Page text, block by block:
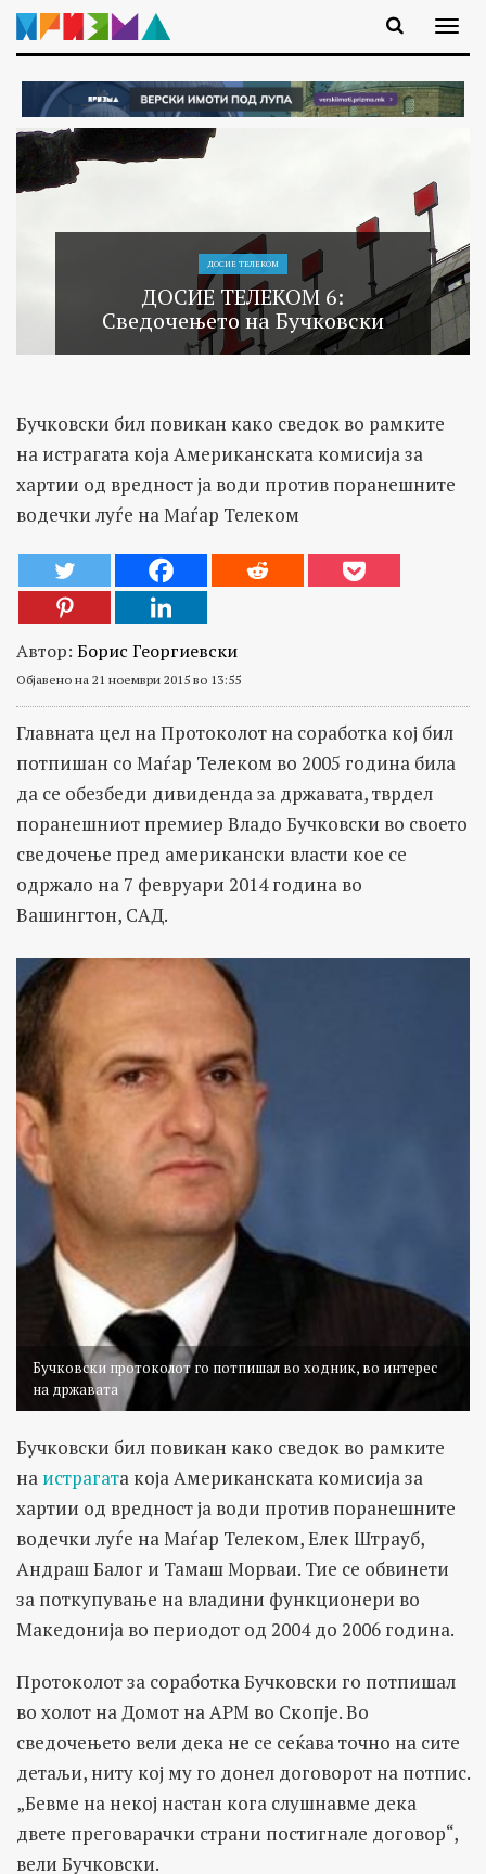
ДОСИЕ ТЕЛЕКОМ
ДОСИЕ ТЕЛЕКОМ 6:
Сведочењето на Бучковски
Бучковски бил повикан како сведок во рамките
на истрагата која Американската комисија за
хартии од вредност ја води против поранешните
водечки луѓе на Маѓар Телеком
Автор: Борис Георгиевски
Објавено на 21 ноември 2015 во 13:55
Главната цел на Протоколот на соработка кој бил
потпишан со Маѓар Телеком во 2005 година била
да се обезбеди дивиденда за државата, тврдел
поранешниот премиер Владо Бучковски во своето
сведочење пред американски власти кое се
одржало на 7 февруари 2014 година во
Вашингтон, САД.
Бучковски протоколот го потпишал во ходник, во интерес
на државата
Бучковски бил повикан како сведок во рамките
на истрагата која Американската комисија за
хартии од вредност ја води против поранешните
водечки луѓе на Маѓар Телеком, Елек Штрауб,
Андраш Балог и Тамаш Морваи. Тие се обвинети
за поткупување на владини функционери во
Македонија во периодот од 2004 до 2006 година.
Протоколот за соработка Бучковски го потпишал
во холот на Домот на АРМ во Скопје. Во
сведочењето вели дека не се сеќава точно на сите
детаљи, ниту кој му го донел договорот на потпис.
„Бевме на некој настан кога слушнавме дека
двете преговарачки страни постигнале договор“,
вели Бучковски.